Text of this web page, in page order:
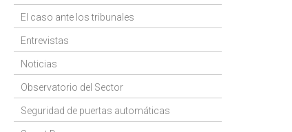
El caso ante los tribunales
Entrevistas
Noticias
Observatorio del Sector
Seguridad de puertas automáticas